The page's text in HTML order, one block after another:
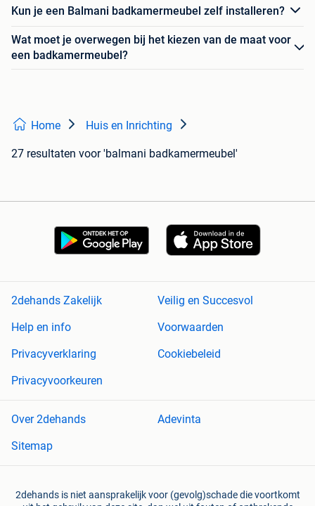
Kun je een Balmani badkamermeubel zelf installeren?
Wat moet je overwegen bij het kiezen van de maat voor
een badkamermeubel?
Home Huis en Inrichting
27 resultaten voor 'balmani badkamermeubel'
2dehands Zakelijk
Veilig en Succesvol
Help en info
Voorwaarden
Privacyverklaring
Cookiebeleid
Privacyvoorkeuren
Over 2dehands
Adevinta
Sitemap
2dehands is niet aansprakelijk voor (gevolg)schade die voortkomt